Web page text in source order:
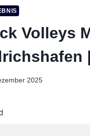
Volleys
2025